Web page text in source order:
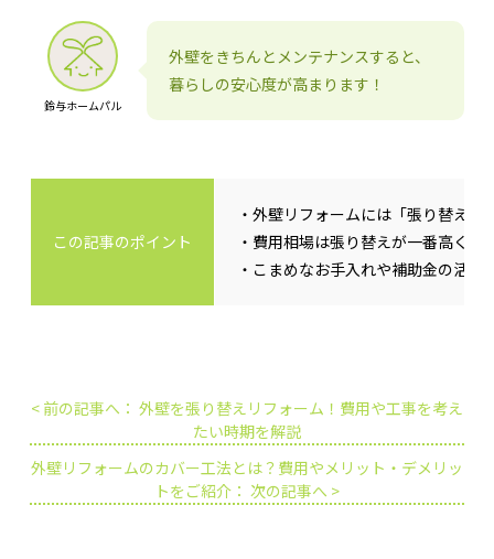
鈴与ホームパル
外壁をきちんとメンテナンスすると、
暮らしの安心度が高まります！
この記事のポイント
・外壁リフォームには「張り替え
・費用相場は張り替えが一番高く、
・こまめなお手入れや補助金の活
< 前の記事へ： 外壁を張り替えリフォーム！費用や工事を考え
たい時期を解説
外壁リフォームのカバー工法とは？費用やメリット・デメリッ
トをご紹介： 次の記事へ >